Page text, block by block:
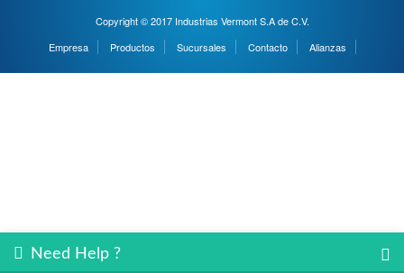
Copyright © 2017 Industrias Vermont S.A de C.V.
Empresa
Productos Sucursales Contacto Alianzas
Need Help ?